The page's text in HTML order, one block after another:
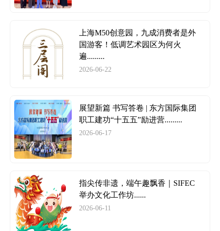
上海M50创意园，九成消费者是外
国游客！低调艺术园区为何火
遍.........
2026-06-22
展望新篇 书写答卷 | 东方国际集团
职工建功“十五五”励进营.........
2026-06-17
指尖传非遗，端午趣飘香｜SIFEC
举办文化工作坊......
2026-06-11